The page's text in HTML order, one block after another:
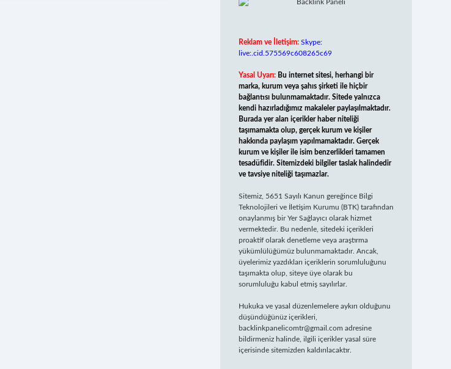
Reklam ve İletişim: Skype:
live:.cid.575569c608265c69
Yasal Uyarı: Bu internet sitesi, herhangi bir
marka, kurum veya şahıs şirketi ile hiçbir
bağlantısı bulunmamaktadır. Sitede yalnızca
kendi hazırladığımız makaleler paylaşılmaktadır.
Burada yer alan içerikler haber niteliği
taşımamakta olup, gerçek kurum ve kişiler
hakkında paylaşım yapılmamaktadır. Gerçek
kurum ve kişiler ile isim benzerlikleri tamamen
tesadüfidir. Sitemizdeki bilgiler taslak halindedir
ve tavsiye niteliği taşımazlar.
Sitemiz, 5651 Sayılı Kanun gereğince Bilgi
Teknolojileri ve İletişim Kurumu (BTK) tarafından
onaylanmış bir Yer Sağlayıcı olarak hizmet
vermektedir. Bu nedenle, sitedeki içerikleri
proaktif olarak denetleme veya araştırma
yükümlülüğümüz bulunmamaktadır. Ancak,
üyelerimiz yazdıkları içeriklerin sorumluluğunu
taşımakta olup, siteye üye olarak bu
sorumluluğu kabul etmiş sayılırlar.
Hukuka ve yasal düzenlemelere aykırı olduğunu
düşündüğünüz içerikleri,
backlinkpanelicomtr@gmail.com adresine
bildirmeniz halinde, ilgili içerikler yasal süre
içerisinde sitemizden kaldırılacaktır.